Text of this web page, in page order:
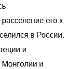
его к
в России,
и
и